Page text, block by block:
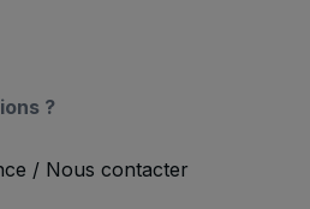
?
/ Nous contacter